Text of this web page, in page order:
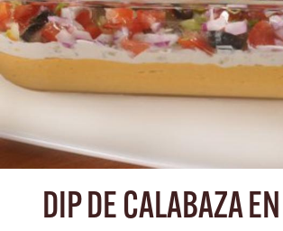
DIP DE CALABAZA